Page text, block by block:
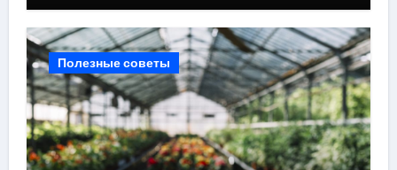
Полезные советы